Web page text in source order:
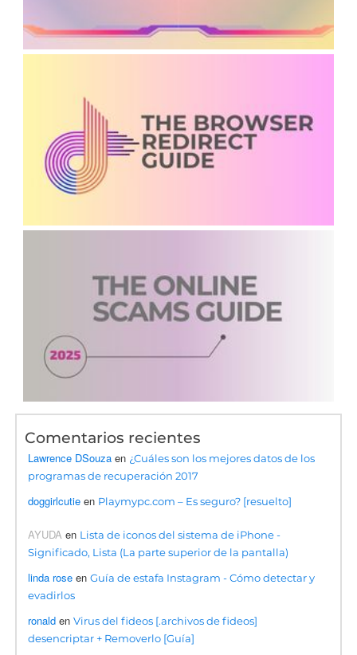
Comentarios recientes
Lawrence DSouza en ¿Cuáles son los mejores datos de los
programas de recuperación 2017
doggirlcutie en Playmypc.com – Es seguro? [resuelto]
AYUDA en Lista de iconos del sistema de iPhone -
Significado, Lista (La parte superior de la pantalla)
linda rose enGuía de estafa Instagram - Cómo detectar y
evadirlos
ronald enVirus del fideos [.archivos de fideos]
desencriptar + Removerlo [Guía]